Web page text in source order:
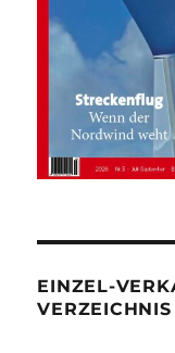
EINZEL-
VERZEICHNIS